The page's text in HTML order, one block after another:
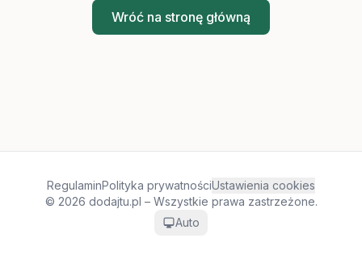
Wróć na stronę główną
RegulaminPolityka prywatnościUstawienia cookies
© 2026 dodajtu.pl – Wszystkie prawa zastrzeżone.
Auto